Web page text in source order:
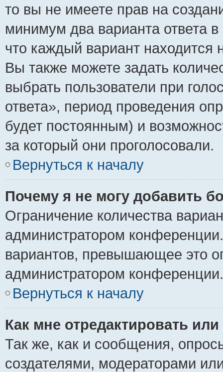
то вы не имеете прав на
минимум два варианта ответа
что каждый вариант находится
Вы также можете задать
выбрать пользователи при
ответа», период проведения
будет постоянным) и
за который они проголосовали.
Вернуться к началу
Почему я не могу добавить
Ограничение количества
администратором
вариантов, превышающее это
администратором конференции.
Вернуться к началу
Как мне отредактировать
Так же, как и сообщения,
создателями, модераторами